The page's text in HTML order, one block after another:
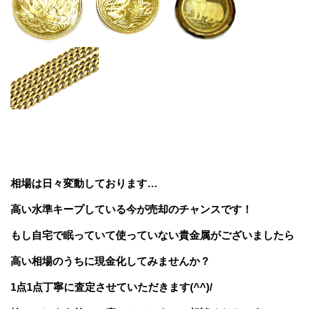
相場は日々変動しております…
高い水準キープしている今が売却のチャンスです！
もし自宅で眠っていて使っていない貴金属がございましたら
高い相場のうちに現金化してみませんか？
1点1点丁寧に査定させていただきます(^^)/